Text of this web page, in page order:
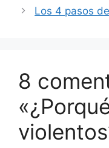
Los 4 pasos
8